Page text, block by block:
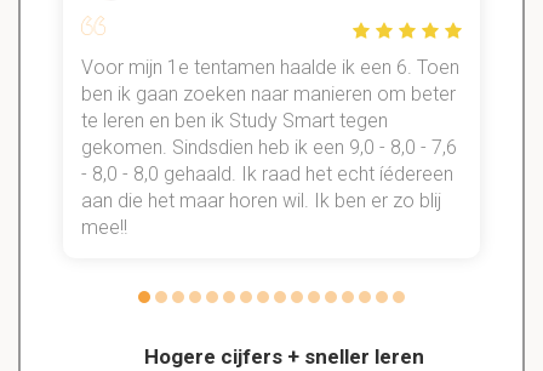
Hogere cijfers + sneller leren
Voor mijn 1e tentamen haalde ik een 6. Toen
ben ik gaan zoeken naar manieren om beter
te leren en ben ik Study Smart tegen
gekomen. Sindsdien heb ik een 9,0 - 8,0 - 7,6
- 8,0 - 8,0 gehaald. Ik raad het echt íédereen
aan die het maar horen wil. Ik ben er zo blij
mee!!